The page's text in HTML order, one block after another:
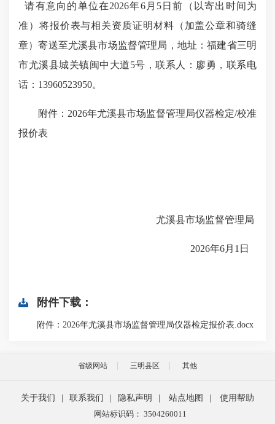
请有意向的单位在2026年6月5日前（以寄出时间为
准）将报价表与相关资质证明材料（加盖公章和骑缝
章）寄送至尤溪县市场监督管理局，地址：福建省三明
市尤溪县城关镇闽中大道5号，联系人：廖勇，联系电
话：13960523950。
附件： 2026年尤溪县市场监督管理局仪器检定/校准
报价表
尤溪县市场监督管理局
2026年6月1日
附件下载：
附件：2026年尤溪县市场监督管理局仪器检定报价表.docx
省级网站 三明县区 其他
关于我们 联系我们 隐私声明 站点地图
使用帮助
网站标识码： 3504260011